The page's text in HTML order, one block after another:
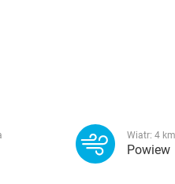
Wiatr: 4
Powiew